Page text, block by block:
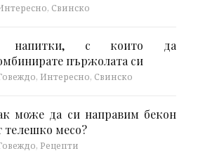
Свинско
напитки, с които да
пържолата си
Интересно, Свинско
може да си направим бекон
телешко месо?
Рецепти